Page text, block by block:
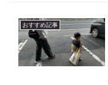
おすすめ記事